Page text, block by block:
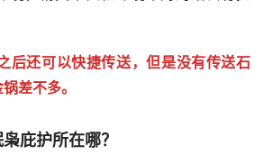
后还可以快捷传送，但是没有传送石
差不多。
庇护所在哪？